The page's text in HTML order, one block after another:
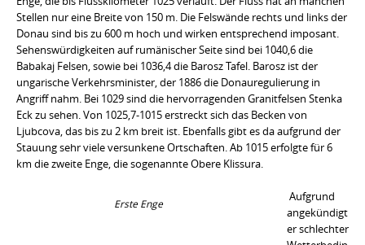
Stellen nur eine Breite von 150 m. Die Felswände rechts und links der
Donau sind bis zu 600 m hoch und wirken entsprechend imposant.
Sehenswürdigkeiten auf rumänischer Seite sind bei 1040,6 die
Babakaj Felsen, sowie bei 1036,4 die Barosz Tafel. Barosz ist der
ungarische Verkehrsminister, der 1886 die Donauregulierung in
Angriff nahm. Bei 1029 sind die hervorragenden Granitfelsen Stenka
Eck zu sehen. Von 1025,7-1015 erstreckt sich das Becken von
Ljubcova, das bis zu 2 km breit ist. Ebenfalls gibt es da aufgrund der
Stauung sehr viele versunkene Ortschaften. Ab 1015 erfolgte für 6
km die zweite Enge, die sogenannte Obere Klissura.
Erste Enge
Aufgrund
angekündigt
er schlechter